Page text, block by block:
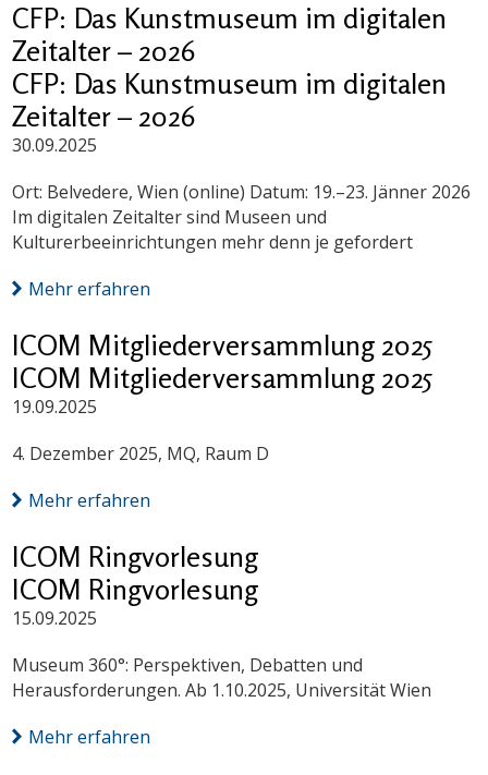
CFP: Das Kunstmuseum im digitalen
Zeitalter – 2026
CFP: Das Kunstmuseum im digitalen
Zeitalter – 2026
30.09.2025
Ort: Belvedere, Wien (online) Datum: 19.–23. Jänner 2026
Im digitalen Zeitalter sind Museen und
Kulturerbeeinrichtungen mehr denn je gefordert
Mehr erfahren
ICOM Mitgliederversammlung 2025
ICOM Mitgliederversammlung 2025
19.09.2025
4. Dezember 2025, MQ, Raum D
Mehr erfahren
ICOM Ringvorlesung
ICOM Ringvorlesung
15.09.2025
Museum 360°: Perspektiven, Debatten und
Herausforderungen. Ab 1.10.2025, Universität Wien
Mehr erfahren